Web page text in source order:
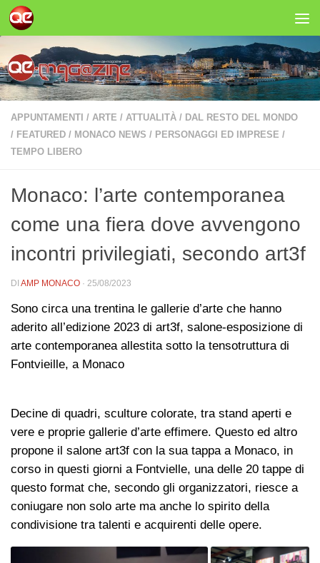
Salta al contenuto
APPUNTAMENTI / ARTE / ATTUALITÀ / DAL RESTO DEL MONDO
/ FEATURED / MONACO NEWS / PERSONAGGI ED IMPRESE /
TEMPO LIBERO
Monaco: l’arte contemporanea
come una fiera dove avvengono
incontri privilegiati, secondo art3f
DI AMP MONACO · 25/08/2023
Sono circa una trentina le gallerie d’arte che hanno
aderito all’edizione 2023 di art3f, salone-esposizione di
arte contemporanea allestita sotto la tensotruttura di
Fontvieille, a Monaco
Decine di quadri, sculture colorate, tra stand aperti e
vere e proprie gallerie d’arte effimere. Questo ed altro
propone il salone art3f con la sua tappa a Monaco, in
corso in questi giorni a Fontvielle, una delle 20 tappe di
questo format che, secondo gli organizzatori, riesce a
coniugare non solo arte ma anche lo spirito della
condivisione tra talenti e acquirenti delle opere.